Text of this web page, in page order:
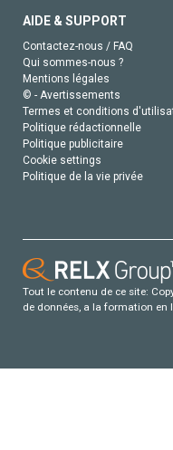
AIDE & SUPPORT
Contactez-nous / FAQ
Qui sommes-nous ?
Mentions légales
© - Avertissements
Termes et conditions
Politique rédactionnelle
Politique publicitaire
Cookie settings
Politique de la vie privée
Tout le contenu de ce site:
de données, a la formation